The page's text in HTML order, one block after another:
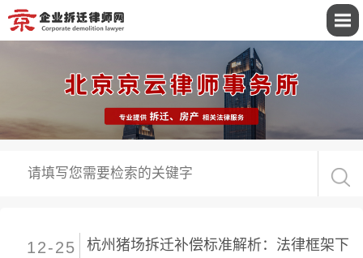
12-25
杭州猪场拆迁补偿标准解析：法律框架下